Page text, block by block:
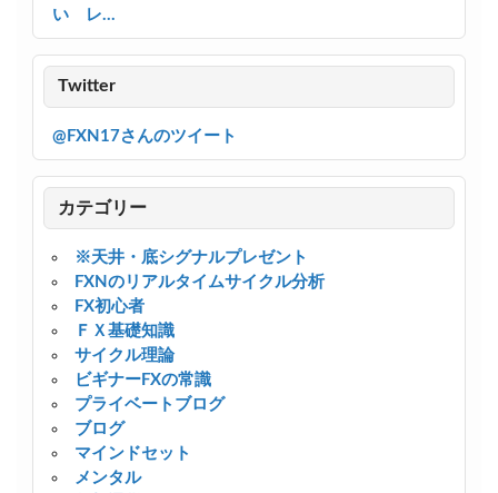
い レ...
Twitter
@FXN17さんのツイート
カテゴリー
※天井・底シグナルプレゼント
FXNのリアルタイムサイクル分析
FX初心者
ＦＸ基礎知識
サイクル理論
ビギナーFXの常識
プライベートブログ
ブログ
マインドセット
メンタル